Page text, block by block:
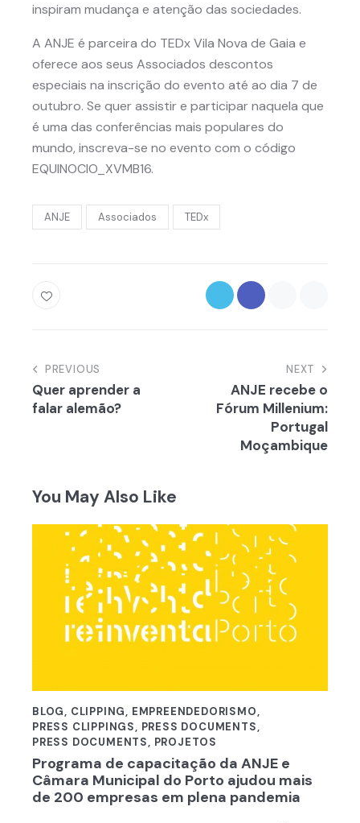
inspiram mudança e atenção das sociedades.
A ANJE é parceira do TEDx Vila Nova de Gaia e
oferece aos seus Associados descontos
especiais na inscrição do evento até ao dia 7 de
outubro. Se quer assistir e participar naquela que
é uma das conferências mais populares do
mundo, inscreva-se no evento com o código
EQUINOCIO_XVMB16.
ANJE Associados TEDx
Navegação
de
artigos
PREVIOUS
Quer aprender a
falar alemão?
NEXT
ANJE recebe o
Fórum Millenium:
Portugal
Moçambique
You May Also Like
BLOG, CLIPPING, EMPREENDEDORISMO,
PRESS CLIPPINGS, PRESS DOCUMENTS,
PRESS DOCUMENTS, PROJETOS
Programa de capacitação da ANJE e
Câmara Municipal do Porto ajudou mais
de 200 empresas em plena pandemia